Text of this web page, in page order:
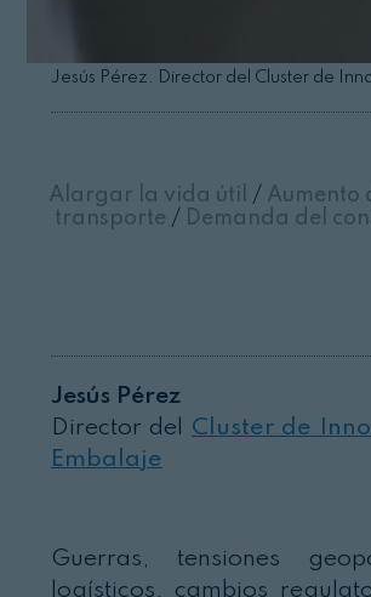
Jesús Pérez. Director del Cluster de
Alargar la vida útil / Aumento
transporte / Demanda del
Jesús Pérez
Director del Cluster de
Embalaje
Guerras, tensiones
logísticos, cambios